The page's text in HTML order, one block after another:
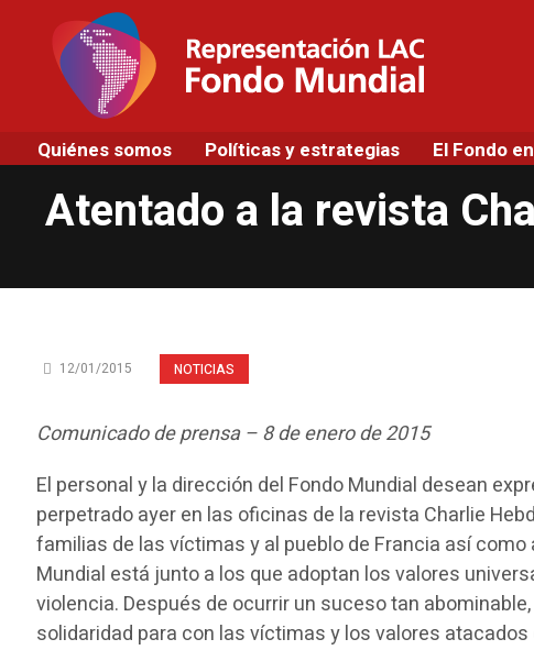
Quiénes somos Políticas y estrategias El Fondo
Atentado a la revista
NOTICIAS
12/01/2015
Comunicado de prensa – 8 de enero de 2015
El personal y la dirección del Fondo Mundial desean
perpetrado ayer en las oficinas de la revista Charlie
familias de las víctimas y al pueblo de Francia así
Mundial está junto a los que adoptan los valores
violencia. Después de ocurrir un suceso tan
solidaridad para con las víctimas y los valores